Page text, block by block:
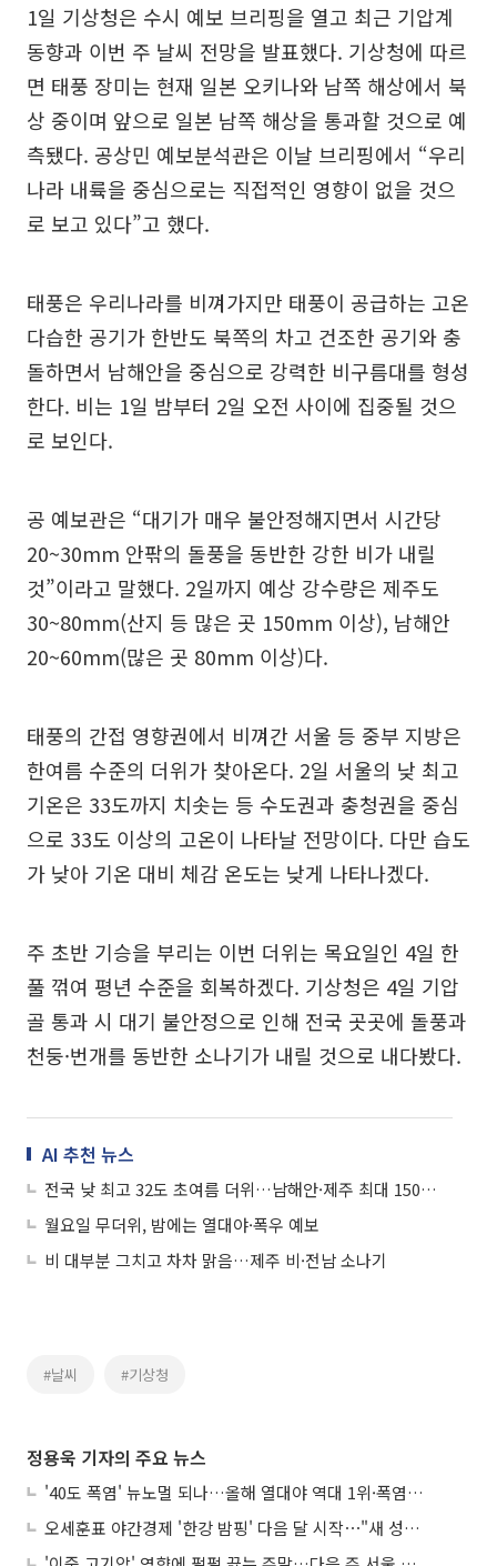
1일 기상청은 수시 예보 브리핑을 열고 최근 기압계
동향과 이번 주 날씨 전망을 발표했다. 기상청에 따르
면 태풍 장미는 현재 일본 오키나와 남쪽 해상에서 북
상 중이며 앞으로 일본 남쪽 해상을 통과할 것으로 예
측됐다. 공상민 예보분석관은 이날 브리핑에서 “우리
나라 내륙을 중심으로는 직접적인 영향이 없을 것으
로 보고 있다”고 했다.
태풍은 우리나라를 비껴가지만 태풍이 공급하는 고온
다습한 공기가 한반도 북쪽의 차고 건조한 공기와 충
돌하면서 남해안을 중심으로 강력한 비구름대를 형성
한다. 비는 1일 밤부터 2일 오전 사이에 집중될 것으
로 보인다.
공 예보관은 “대기가 매우 불안정해지면서 시간당
20~30mm 안팎의 돌풍을 동반한 강한 비가 내릴
것”이라고 말했다. 2일까지 예상 강수량은 제주도
30~80mm(산지 등 많은 곳 150mm 이상), 남해안
20~60mm(많은 곳 80mm 이상)다.
태풍의 간접 영향권에서 비껴간 서울 등 중부 지방은
한여름 수준의 더위가 찾아온다. 2일 서울의 낮 최고
기온은 33도까지 치솟는 등 수도권과 충청권을 중심
으로 33도 이상의 고온이 나타날 전망이다. 다만 습도
가 낮아 기온 대비 체감 온도는 낮게 나타나겠다.
주 초반 기승을 부리는 이번 더위는 목요일인 4일 한
풀 꺾여 평년 수준을 회복하겠다. 기상청은 4일 기압
골 통과 시 대기 불안정으로 인해 전국 곳곳에 돌풍과
천둥·번개를 동반한 소나기가 내릴 것으로 내다봤다.
AI 추천 뉴스
전국 낮 최고 32도 초여름 더위…남해안·제주 최대 150㎜ 폭우
월요일 무더위, 밤에는 열대야·폭우 예보
비 대부분 그치고 차차 맑음…제주 비·전남 소나기
#날씨 #기상청
정용욱 기자의 주요 뉴스
'40도 폭염' 뉴노멀 되나…올해 열대야 역대 1위·폭염일수 평년 3배 넘어
오세훈표 야간경제 '한강 밤핑' 다음 달 시작⋯"새 성장동력 만들 것"